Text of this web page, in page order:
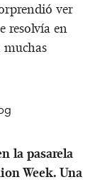
ver
resolvía en
la pasarela
Week. Una